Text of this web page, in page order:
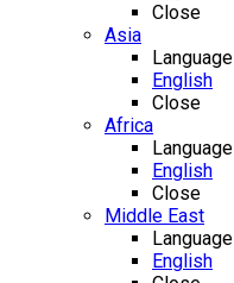
Close
Asia
Language
English
Close
Africa
Language
English
Close
Middle East
Language
English